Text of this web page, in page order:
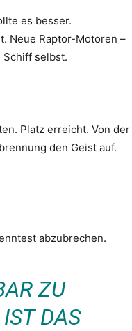
es besser.
Neue Raptor-Motoren –
Schiff selbst.
Platz erreicht. Von der
den Geist auf.
abzubrechen.
ZU
DAS